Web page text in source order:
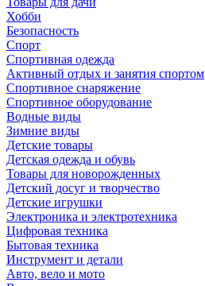
Хобби
Безопасность
Спорт
Спортивная одежда
Активный отдых и занятия спортом
Спортивное снаряжение
Спортивное оборудование
Водные виды
Зимние виды
Детские товары
Детская одежда и обувь
Товары для новорожденных
Детский досуг и творчество
Детские игрушки
Электроника и электротехника
Цифровая техника
Бытовая техника
Инструмент и детали
Авто, вело и мото